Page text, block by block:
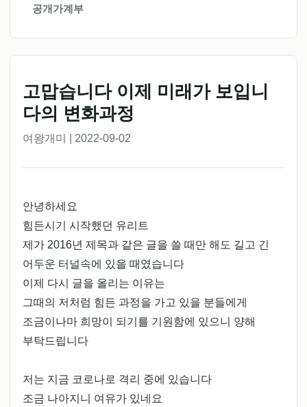
공개가계부
고맙습니다 이제 미래가 보입니
다의 변화과정
여왕개미 | 2022-09-02
안녕하세요
힘든시기 시작했던 유리트
제가 2016년 제목과 같은 글을 쓸 때만 해도 길고 긴
어두운 터널속에 있을 때였습니다
이제 다시 글을 올리는 이유는
그때의 저처럼 힘든 과정을 가고 있을 분들에게
조금이나마 희망이 되기를 기원함에 있으니 양해
부탁드립니다
저는 지금 코로나로 격리 중에 있습니다
조금 나아지니 여유가 있네요